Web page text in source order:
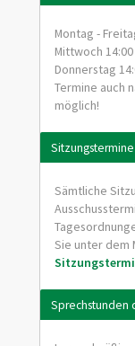
Montag -
Mittwoch 14:00
Donnerstag
Termine auch
möglich!
Sitzungstermine
Sämtliche
Sie unter dem
Sprechstunden